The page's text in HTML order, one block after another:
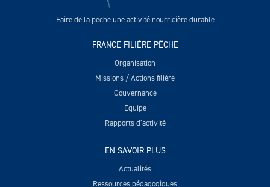
Faire de la pêche une activité nourricière durable
FRANCE FILIÈRE PÊCHE
Organisation
Missions / Actions filière
Gouvernance
Equipe
Rapports d’activité
EN SAVOIR PLUS
Actualités
Ressources pédagogiques